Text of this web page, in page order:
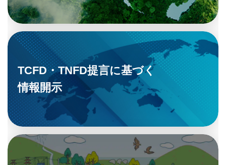
TCFD・TNFD提言に基づく
情報開示